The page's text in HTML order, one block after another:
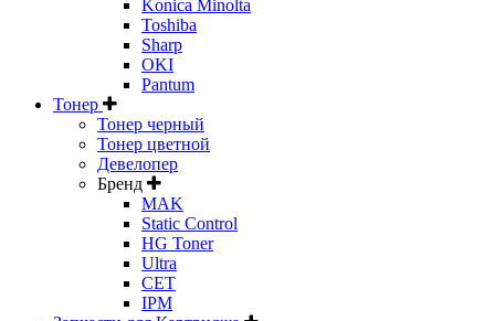
Konica Minolta
Toshiba
Sharp
OKI
Pantum
Тонер
Тонер черный
Тонер цветной
Девелопер
Бренд
MAK
Static Control
HG Toner
Ultra
CET
IPM